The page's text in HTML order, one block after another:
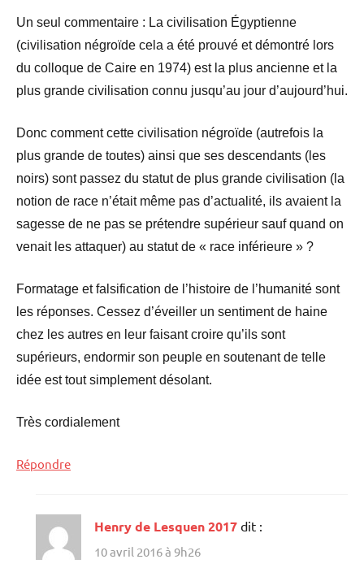
Un seul commentaire : La civilisation Égyptienne
(civilisation négroïde cela a été prouvé et démontré lors
du colloque de Caire en 1974) est la plus ancienne et la
plus grande civilisation connu jusqu’au jour d’aujourd’hui.
Donc comment cette civilisation négroïde (autrefois la
plus grande de toutes) ainsi que ses descendants (les
noirs) sont passez du statut de plus grande civilisation (la
notion de race n’était même pas d’actualité, ils avaient la
sagesse de ne pas se prétendre supérieur sauf quand on
venait les attaquer) au statut de « race inférieure » ?
Formatage et falsification de l’histoire de l’humanité sont
les réponses. Cessez d’éveiller un sentiment de haine
chez les autres en leur faisant croire qu’ils sont
supérieurs, endormir son peuple en soutenant de telle
idée est tout simplement désolant.
Très cordialement
Répondre
Henry de Lesquen 2017 dit :
10 avril 2016 à 9h26